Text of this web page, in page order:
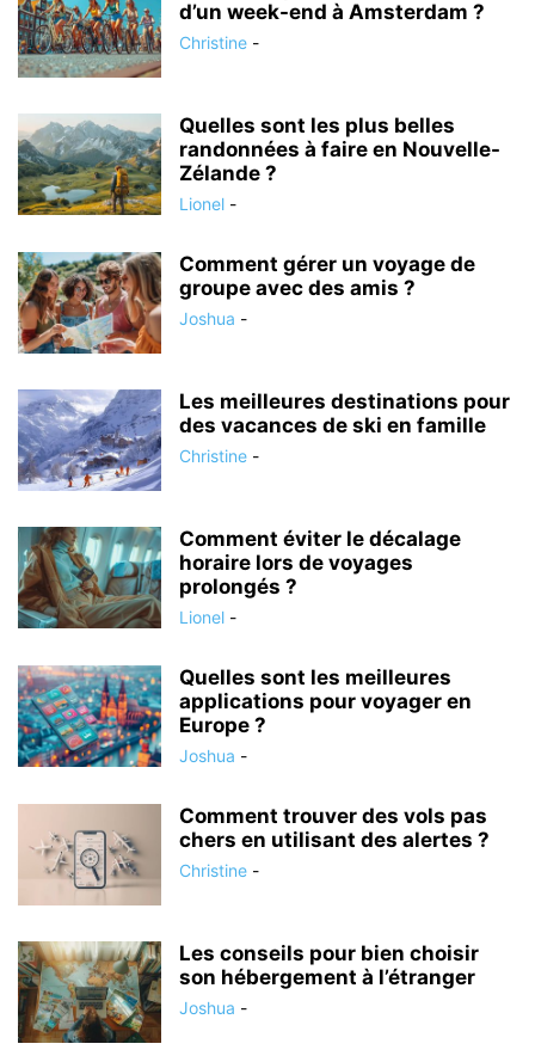
d’un week-end à Amsterdam ?
Christine -
Quelles sont les plus belles
randonnées à faire en Nouvelle-
Zélande ?
Lionel -
Comment gérer un voyage de
groupe avec des amis ?
Joshua -
Les meilleures destinations pour
des vacances de ski en famille
Christine -
Comment éviter le décalage
horaire lors de voyages
prolongés ?
Lionel -
Quelles sont les meilleures
applications pour voyager en
Europe ?
Joshua -
Comment trouver des vols pas
chers en utilisant des alertes ?
Christine -
Les conseils pour bien choisir
son hébergement à l’étranger
Joshua -